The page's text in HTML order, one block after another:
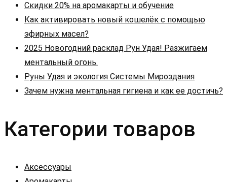
Скидки 20% на аромакарты и обучение
Как активировать новый кошелёк с помощью
эфирных масел?
2025 Новогодний расклад Рун Удая! Разжигаем
ментальный огонь.
Руны Удая и экология Системы Мироздания
Зачем нужна ментальная гигиена и как ее достичь?
Категории товаров
Аксессуары